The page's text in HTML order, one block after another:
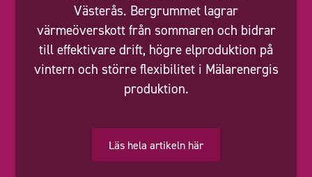
Västerås. Bergrummet lagrar
värmeöverskott från sommaren och bidrar
till effektivare drift, högre elproduktion på
vintern och större flexibilitet i Mälarenergis
produktion.
Läs hela artikeln här